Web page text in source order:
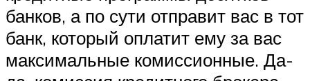
банков, а по сути отправит вас в тот
банк, который оплатит ему за вас
максимальные комиссионные. Да-